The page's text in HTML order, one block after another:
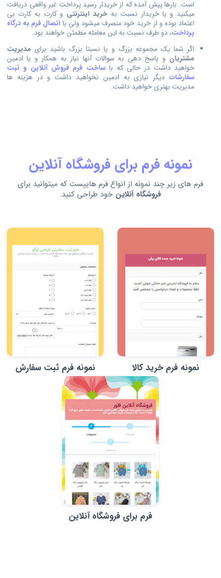
است. بارها پیش آمده که از خریدار رسید پرداخت غیر واقعی دریافت
میکنید و یا خریدار نسبت به خرید اینترنتی و کارت به کارت بی
اعتماد بوده و از خرید خود منصرف میشود ولی با اتصال فرم به درگاه
پرداخت، دو طرف نسبت به این معامله مطمئن خواهند بود.
اگر شما یک مجموعه بزرگ و یا نسبتا بزرگ باشید برای مدیریت
مشتریان و پاسخ دهی به سوالات آنها نیاز به همکار و یا ادمین
خواهید داشت در حالی که باساخت فرم فروش آنلاین و ثبت
سفارشات دیگر نیازی به ادمین نخواهید داشت و در هزینه ها
مدیریت بهتری خواهید داشت.
نمونه فرم برای فروشگاه آنلاین
فرم های زیر چند نمونه از انواع فرم هاییست که میتوانید برای
فروشگاه آنلاین خود طراحی کنید.
نمونه فرم خرید کالا نمونه فرم ثبت سفارش
فرم برای فروشگاه آنلاین